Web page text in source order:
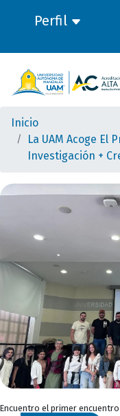
Perfil
Inicio
La UAM Acoge El
Investigación +
Encuentro el primer encuentro